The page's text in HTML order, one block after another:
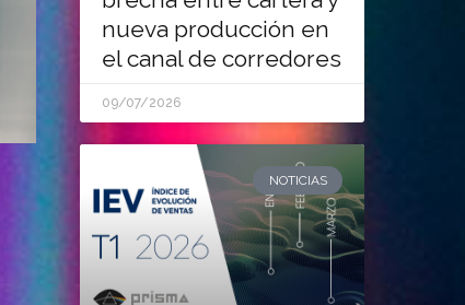
nueva producción en
el canal de corredores
09/07/2026
NOTICIAS